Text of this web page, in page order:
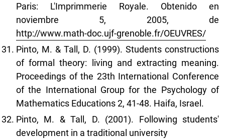
Paris: L'Imprimmerie Royale. Obtenido en
noviembre 5, 2005, de
http://www.math-doc.ujf-grenoble.fr/OEUVRES/
Pinto, M. & Tall, D. (1999). Students constructions
of formal theory: living and extracting meaning.
Proceedings of the 23th International Conference
of the International Group for the Psychology of
Mathematics Educations 2, 41-48. Haifa, Israel.
Pinto, M. & Tall, D. (2001). Following students'
development in a traditional university